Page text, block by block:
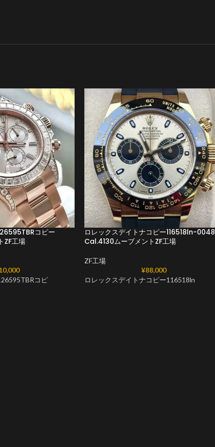
コピー
ZF工場
コピ
ロレックスデイトナコピー116518ln-0048
Cal.4130ムーブメントZF工場
ZF工場
¥88,000
ロレックスデイトナコピー116518ln